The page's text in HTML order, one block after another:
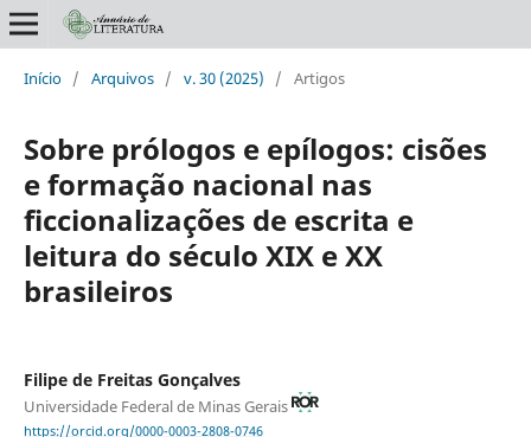
Início / Arquivos / v. 30 (2025) / Artigos
Sobre prólogos e epílogos: cisões
e formação nacional nas
ficcionalizações de escrita e
leitura do século XIX e XX
brasileiros
Filipe de Freitas Gonçalves
Universidade Federal de Minas Gerais
https://orcid.org/0000-0003-2808-0746